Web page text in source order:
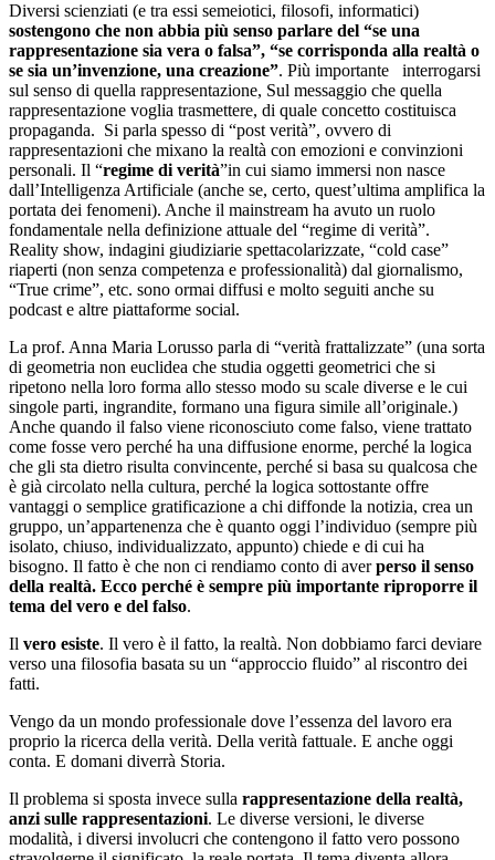
Diversi scienziati (e tra essi semeiotici, filosofi, informatici)
sostengono che non abbia più senso parlare del “se una
rappresentazione sia vera o falsa”, “se corrisponda alla realtà o
se sia un’invenzione, una creazione”. Più importante interrogarsi
sul senso di quella rappresentazione, Sul messaggio che quella
rappresentazione voglia trasmettere, di quale concetto costituisca
propaganda. Si parla spesso di “post verità”, ovvero di
rappresentazioni che mixano la realtà con emozioni e convinzioni
personali. Il “regime di verità”in cui siamo immersi non nasce
dall’Intelligenza Artificiale (anche se, certo, quest’ultima amplifica la
portata dei fenomeni). Anche il mainstream ha avuto un ruolo
fondamentale nella definizione attuale del “regime di verità”.
Reality show, indagini giudiziarie spettacolarizzate, “cold case”
riaperti (non senza competenza e professionalità) dal giornalismo,
“True crime”, etc. sono ormai diffusi e molto seguiti anche su
podcast e altre piattaforme social.
La prof. Anna Maria Lorusso parla di “verità frattalizzate” (una sorta
di geometria non euclidea che studia oggetti geometrici che si
ripetono nella loro forma allo stesso modo su scale diverse e le cui
singole parti, ingrandite, formano una figura simile all’originale.)
Anche quando il falso viene riconosciuto come falso, viene trattato
come fosse vero perché ha una diffusione enorme, perché la logica
che gli sta dietro risulta convincente, perché si basa su qualcosa che
è già circolato nella cultura, perché la logica sottostante offre
vantaggi o semplice gratificazione a chi diffonde la notizia, crea un
gruppo, un’appartenenza che è quanto oggi l’individuo (sempre più
isolato, chiuso, individualizzato, appunto) chiede e di cui ha
bisogno. Il fatto è che non ci rendiamo conto di averperso il senso
della realtà. Ecco perché è sempre più importante riproporre il
tema del vero e del falso.
Il vero esiste. Il vero è il fatto, la realtà. Non dobbiamo farci deviare
verso una filosofia basata su un “approccio fluido” al riscontro dei
fatti.
Vengo da un mondo professionale dove l’essenza del lavoro era
proprio la ricerca della verità. Della verità fattuale. E anche oggi
conta. E domani diverrà Storia.
Il problema si sposta invece sulla rappresentazione della realtà,
anzi sulle rappresentazioni. Le diverse versioni, le diverse
modalità, i diversi involucri che contengono il fatto vero possono